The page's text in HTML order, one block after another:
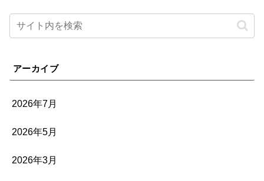
アーカイブ
2026年7月
2026年5月
2026年3月